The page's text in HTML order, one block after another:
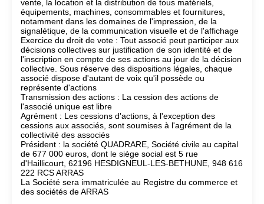
vente, la location et la distribution de tous matériels,
équipements, machines, consommables et fournitures,
notamment dans les domaines de l'impression, de la
signalétique, de la communication visuelle et de l'affichage
Exercice du droit de vote : Tout associé peut participer aux
décisions collectives sur justification de son identité et de
l'inscription en compte de ses actions au jour de la décision
collective. Sous réserve des dispositions légales, chaque
associé dispose d'autant de voix qu'il possède ou
représente d'actions
Transmission des actions : La cession des actions de
l'associé unique est libre
Agrément : Les cessions d'actions, à l'exception des
cessions aux associés, sont soumises à l'agrément de la
collectivité des associés
Président : la société QUADRARE, Société civile au capital
de 677 000 euros, dont le siège social est 5 rue
d'Haillicourt, 62196 HESDIGNEUL-LES-BETHUNE, 948 616
222 RCS ARRAS
La Société sera immatriculée au Registre du commerce et
des sociétés de ARRAS